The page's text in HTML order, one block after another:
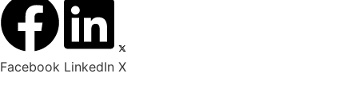
Facebook LinkedIn X